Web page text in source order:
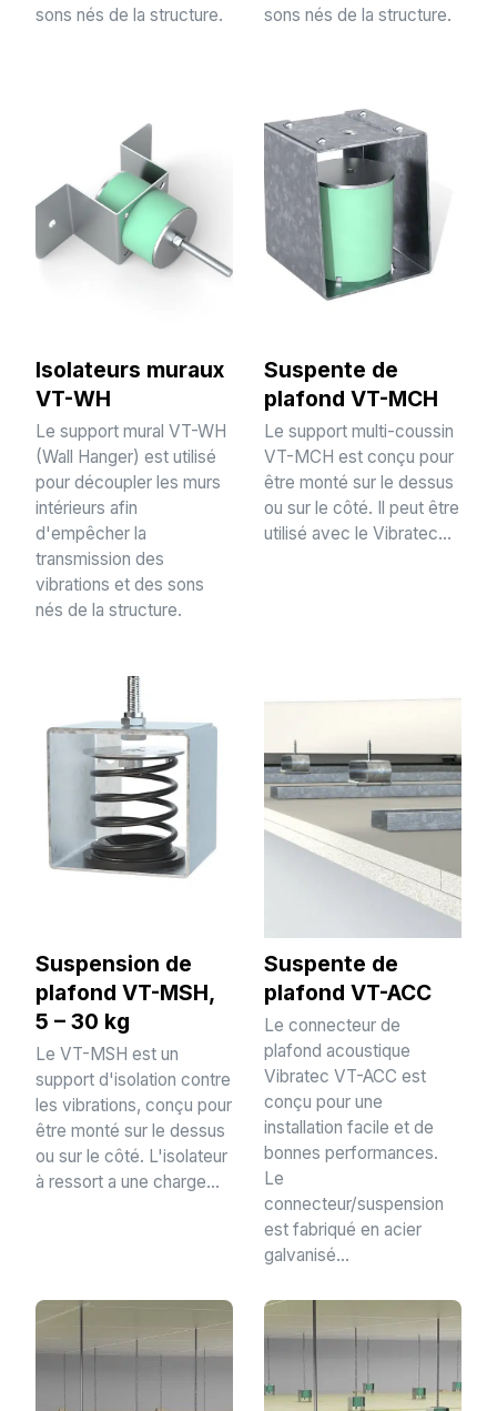
sons nés de la structure.
sons nés de la structure.
Isolateurs muraux
VT-WH
Le support mural VT-WH
(Wall Hanger) est utilisé
pour découpler les murs
intérieurs afin
d'empêcher la
transmission des
vibrations et des sons
nés de la structure.
Suspente de
plafond VT-MCH
Le support multi-coussin
VT-MCH est conçu pour
être monté sur le dessus
ou sur le côté. Il peut être
utilisé avec le Vibratec...
Suspension de
plafond VT-MSH,
5 – 30 kg
Le VT-MSH est un
support d'isolation contre
les vibrations, conçu pour
être monté sur le dessus
ou sur le côté. L'isolateur
à ressort a une charge...
Suspente de
plafond VT-ACC
Le connecteur de
plafond acoustique
Vibratec VT-ACC est
conçu pour une
installation facile et de
bonnes performances.
Le
connecteur/suspension
est fabriqué en acier
galvanisé...